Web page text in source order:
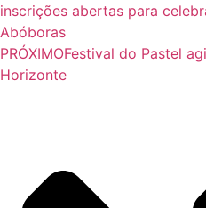
inscrições abertas para
Abóboras
PRÓXIMOFestival do Pastel
Horizonte